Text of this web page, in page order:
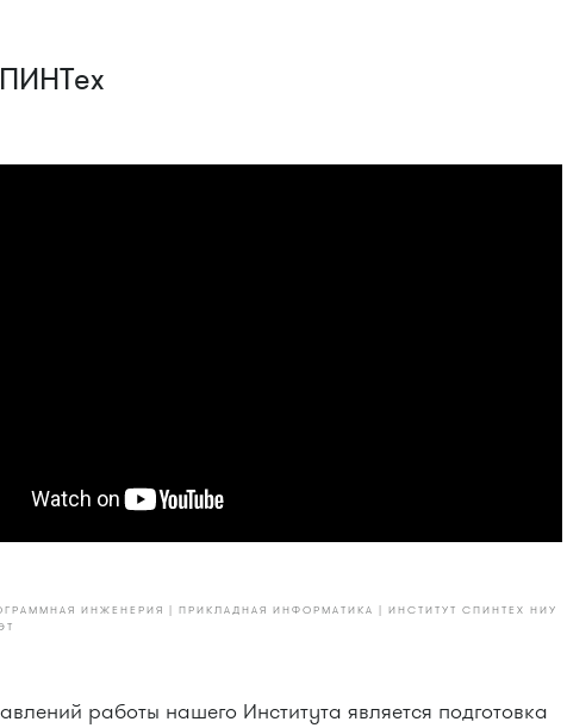
ИНЖЕНЕРИЯ | ПРИКЛАДНАЯ ИНФОРМАТИКА | ИНСТИТУТ СПИНТЕХ НИУ
работы нашего Института является подготовка